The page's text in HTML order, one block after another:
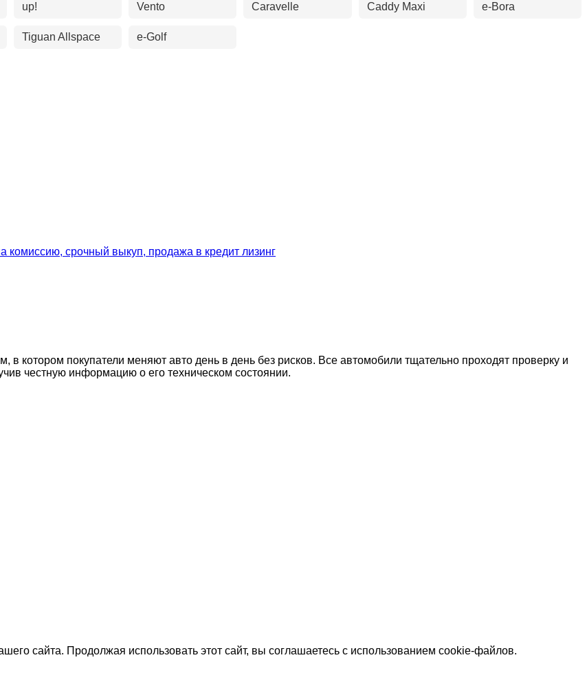
up! Vento Caravelle Caddy Maxi e-Bora
Tiguan Allspace e-Golf
котором покупатели меняют авто день в день без рисков. Все автомобили тщательно проходят проверку и
честную информацию о его техническом состоянии.
сайта. Продолжая использовать этот сайт, вы соглашаетесь с использованием cookie-файлов.